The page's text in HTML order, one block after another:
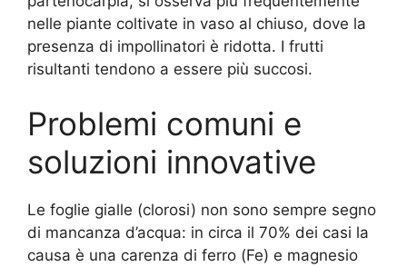
nelle piante coltivate in vaso al chiuso, dove la
presenza di impollinatori è ridotta. I frutti
risultanti tendono a essere più succosi.
Problemi comuni e
soluzioni innovative
Le foglie gialle (clorosi) non sono sempre segno
di mancanza d’acqua: in circa il 70% dei casi la
causa è una carenza di ferro (Fe) e magnesio